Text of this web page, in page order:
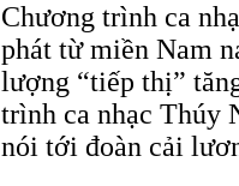
Chương trình ca
phát từ miền Nam
lượng “tiếp thị”
trình ca nhạc Thúy
nói tới đoàn cải